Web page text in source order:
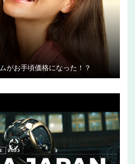
がお手頃価格になった！？